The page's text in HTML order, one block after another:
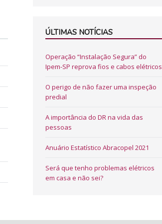
ÚLTIMAS NOTÍCIAS
Operação “Instalação Segura” do
Ipem-SP reprova fios e cabos elétricos
O perigo de não fazer uma inspeção
predial
A importância do DR na vida das
pessoas
Anuário Estatístico Abracopel 2021
Será que tenho problemas elétricos
em casa e não sei?